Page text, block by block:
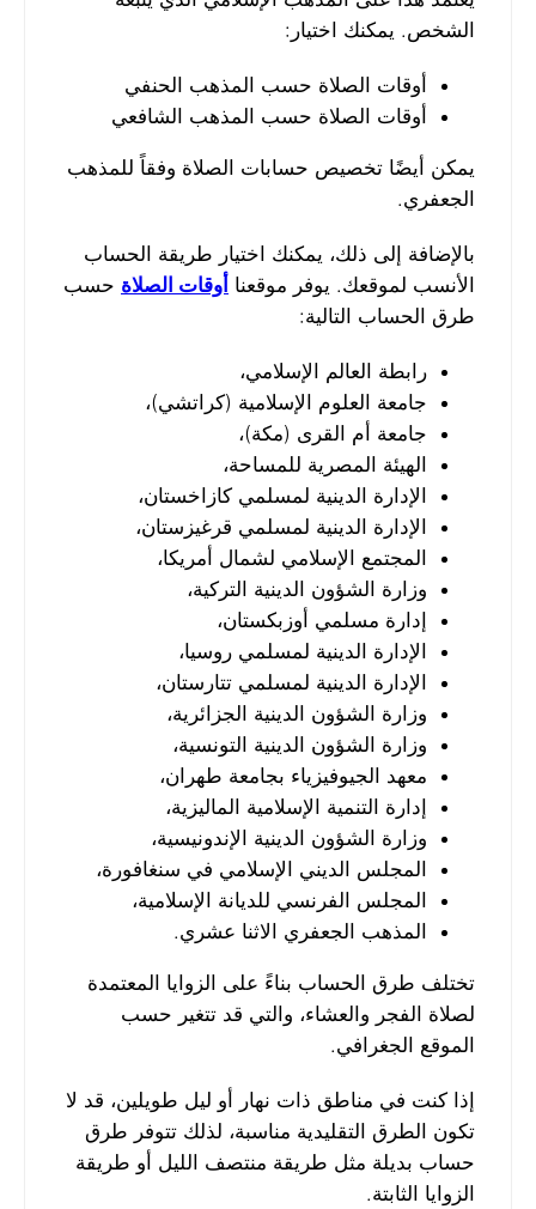
الشخص. يمكنك اختيار:
أوقات الصلاة حسب المذهب الحنفي
أوقات الصلاة حسب المذهب الشافعي
يمكن أيضًا تخصيص حسابات الصلاة وفقاً للمذهب
الجعفري.
بالإضافة إلى ذلك، يمكنك اختيار طريقة الحساب
الأنسب لموقعك. يوفر موقعنا أوقات الصلاة حسب
طرق الحساب التالية:
رابطة العالم الإسلامي،
جامعة العلوم الإسلامية (كراتشي)،
جامعة أم القرى (مكة)،
الهيئة المصرية للمساحة،
الإدارة الدينية لمسلمي كازاخستان،
الإدارة الدينية لمسلمي قرغيزستان،
المجتمع الإسلامي لشمال أمريكا،
وزارة الشؤون الدينية التركية،
إدارة مسلمي أوزبكستان،
الإدارة الدينية لمسلمي روسيا،
الإدارة الدينية لمسلمي تتارستان،
وزارة الشؤون الدينية الجزائرية،
وزارة الشؤون الدينية التونسية،
معهد الجيوفيزياء بجامعة طهران،
إدارة التنمية الإسلامية الماليزية،
وزارة الشؤون الدينية الإندونيسية،
المجلس الديني الإسلامي في سنغافورة،
المجلس الفرنسي للديانة الإسلامية،
المذهب الجعفري الاثنا عشري.
تختلف طرق الحساب بناءً على الزوايا المعتمدة
لصلاة الفجر والعشاء، والتي قد تتغير حسب
الموقع الجغرافي.
إذا كنت في مناطق ذات نهار أو ليل طويلين، قد لا
تكون الطرق التقليدية مناسبة، لذلك تتوفر طرق
حساب بديلة مثل طريقة منتصف الليل أو طريقة
الزوايا الثابتة.